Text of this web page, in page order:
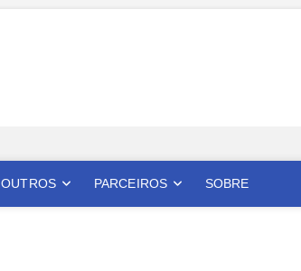
OUTROS PARCEIROS SOBRE